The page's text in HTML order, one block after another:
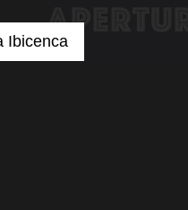
Ibicenca